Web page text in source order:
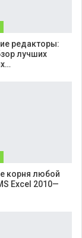
редакторы:
лучших
корня любой
Excel 2010—